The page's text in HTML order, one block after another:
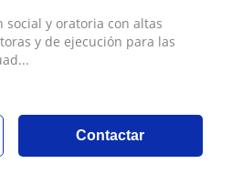
social y oratoria con altas
y de ejecución para las
Contactar